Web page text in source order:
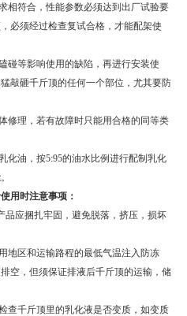
相符合，性能参数必须达到出厂试验要
必须经过检查复试合格，才能配架使
碰等影响使用的缺陷，再进行安装使
敲砸千斤顶的任何一个部位，尤其要防
修理，若有故障时只能用合格的同等类
化油，按5:95的油水比例进行配制乳化
用时注意事项：
应捆扎牢固，避免脱落，挤压，损坏
地区和运输路程的最低气温注入防冻
空，但须保证排液后千斤顶的运输，储
查千斤顶里的乳化液是否变质，如变质